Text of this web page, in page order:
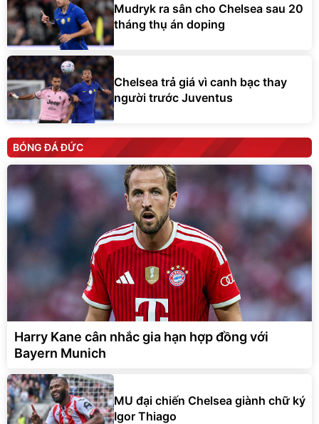
Mudryk ra sân cho Chelsea sau 20
tháng thụ án doping
Chelsea trả giá vì canh bạc thay
người trước Juventus
BÓNG ĐÁ ĐỨC
Harry Kane cân nhắc gia hạn hợp đồng với
Bayern Munich
MU đại chiến Chelsea giành chữ ký
Igor Thiago